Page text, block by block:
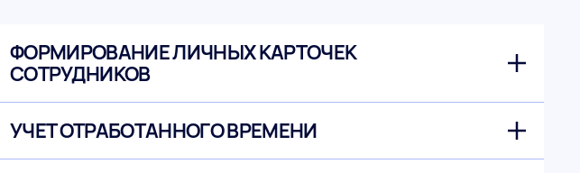
ФОРМИРОВАНИЕ ЛИЧНЫХ КАРТОЧЕК
СОТРУДНИКОВ
УЧЕТ ОТРАБОТАННОГО ВРЕМЕНИ